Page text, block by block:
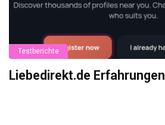
Testberichte
Liebedirekt.de Erfahrungen